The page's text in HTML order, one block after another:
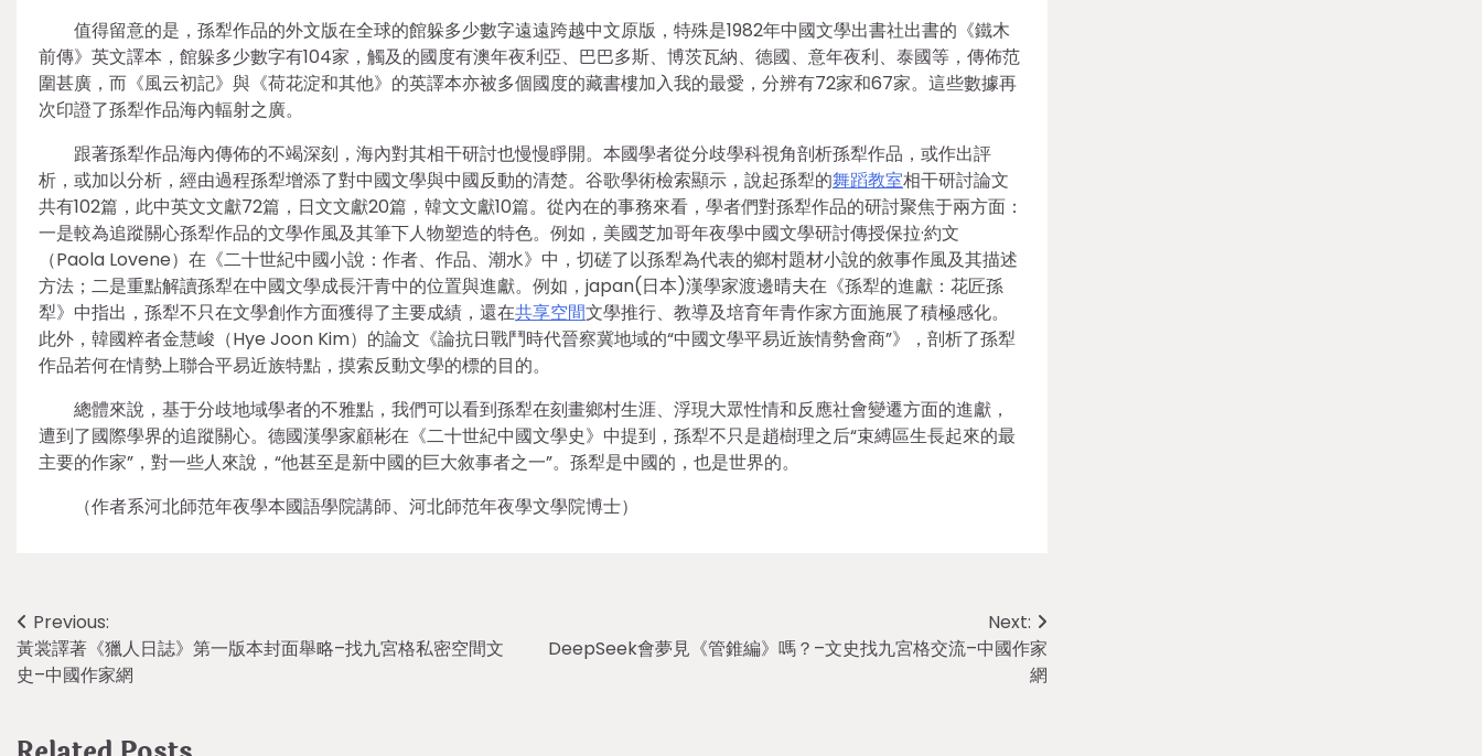
值得留意的是，孫犁作品的外文版在全球的館躲多少數字遠遠跨越中文原版，特殊是1982年中國文學出書社出書的《鐵木
前傳》英文譯本，館躲多少數字有104家，觸及的國度有澳年夜利亞、巴巴多斯、博茨瓦納、德國、意年夜利、泰國等，傳佈范
圍甚廣，而《風云初記》與《荷花淀和其他》的英譯本亦被多個國度的藏書樓加入我的最愛，分辨有72家和67家。這些數據再
次印證了孫犁作品海內輻射之廣。
跟著孫犁作品海內傳佈的不竭深刻，海內對其相干研討也慢慢睜開。本國學者從分歧學科視角剖析孫犁作品，或作出評
析，或加以分析，經由過程孫犁增添了對中國文學與中國反動的清楚。谷歌學術檢索顯示，說起孫犁的舞蹈教室相干研討論文
共有102篇，此中英文文獻72篇，日文文獻20篇，韓文文獻10篇。從內在的事務來看，學者們對孫犁作品的研討聚焦于兩方面：
一是較為追蹤關心孫犁作品的文學作風及其筆下人物塑造的特色。例如，美國芝加哥年夜學中國文學研討傳授保拉·約文
（Paola Lovene）在《二十世紀中國小說：作者、作品、潮水》中，切磋了以孫犁為代表的鄉村題材小說的敘事作風及其描述
方法；二是重點解讀孫犁在中國文學成長汗青中的位置與進獻。例如，japan(日本)漢學家渡邊晴夫在《孫犁的進獻：花匠孫
犁》中指出，孫犁不只在文學創作方面獲得了主要成績，還在共享空間文學推行、教導及培育年青作家方面施展了積極感化。
此外，韓國粹者金慧峻（Hye Joon Kim）的論文《論抗日戰鬥時代晉察冀地域的“中國文學平易近族情勢會商”》，剖析了孫犁
作品若何在情勢上聯合平易近族特點，摸索反動文學的標的目的。
總體來說，基于分歧地域學者的不雅點，我們可以看到孫犁在刻畫鄉村生涯、浮現大眾性情和反應社會變遷方面的進獻，
遭到了國際學界的追蹤關心。德國漢學家顧彬在《二十世紀中國文學史》中提到，孫犁不只是趙樹理之后“束縛區生長起來的最
主要的作家”，對一些人來說，“他甚至是新中國的巨大敘事者之一”。孫犁是中國的，也是世界的。
（作者系河北師范年夜學本國語學院講師、河北師范年夜學文學院博士）
Post
navigation
Previous:
黃裳譯著《獵人日誌》第一版本封面舉略–找九宮格私密空間文
史–中國作家網
Next:
DeepSeek會夢見《管錐編》嗎？–文史找九宮格交流–中國作家
網